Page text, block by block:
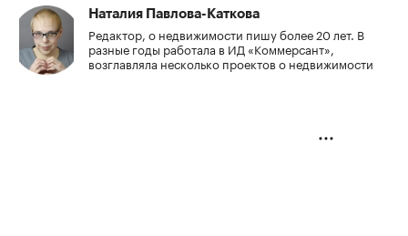
Наталия Павлова-Каткова
Редактор, о недвижимости пишу более 20 лет. В
разные годы работала в ИД «Коммерсант»,
возглавляла несколько проектов о недвижимости